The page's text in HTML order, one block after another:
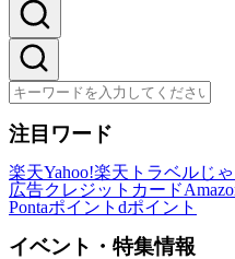
注目ワード
楽天Yahoo!楽天トラベルじ
広告クレジットカード
Pontaポイント dポイント
イベント・特集情報